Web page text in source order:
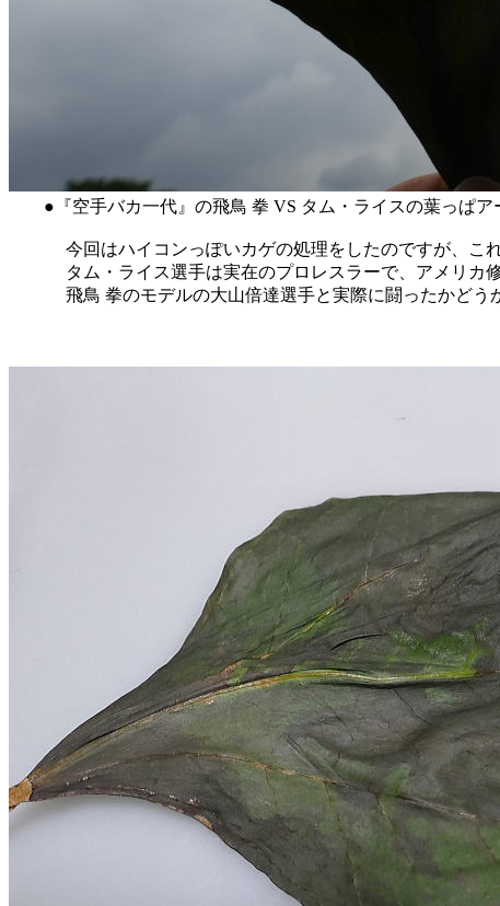
●『空手バカ一代』の飛鳥 拳 VS タム・ライスの葉っぱア
今回はハイコンっぽいカゲの処理をしたのですが、これ
タム・ライス選手は実在のプロレスラーで、アメリカ修
飛鳥 拳のモデルの大山倍達選手と実際に闘ったかどうか